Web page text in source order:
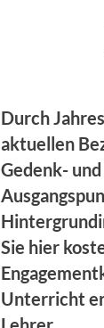
Durch
aktuellen
Gedenk-
Sie hier
Unterricht